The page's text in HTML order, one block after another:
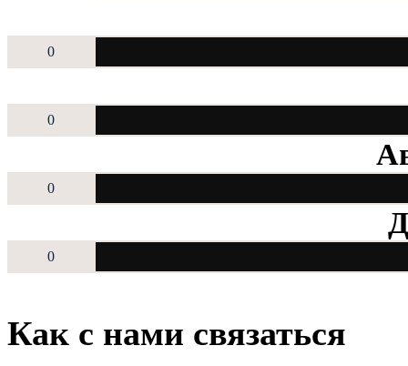
0
0
0
0
Как с нами связаться